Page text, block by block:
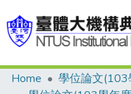
Communities &
Home
學位論文(103